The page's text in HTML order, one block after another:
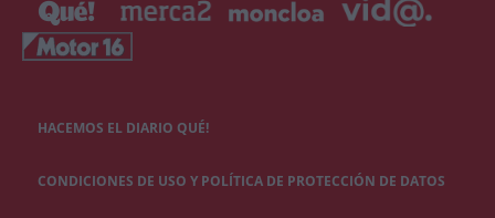
HACEMOS EL DIARIO QUÉ!
CONDICIONES DE USO Y POLÍTICA DE PROTECCIÓN DE DATOS